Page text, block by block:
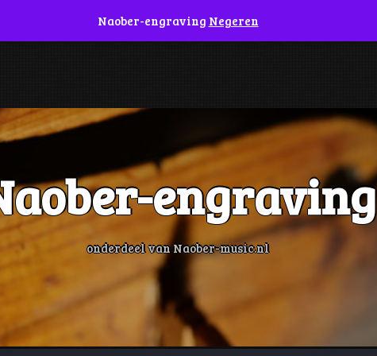
Naober-engraving Negeren
NAOBER-ENGRAVING
engraving
onderdeel van Naober-music.nl